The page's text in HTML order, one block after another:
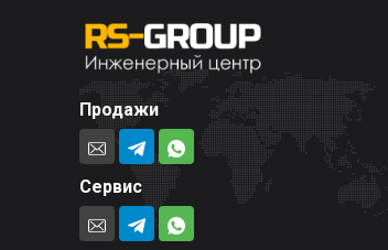
Продажи
Сервис